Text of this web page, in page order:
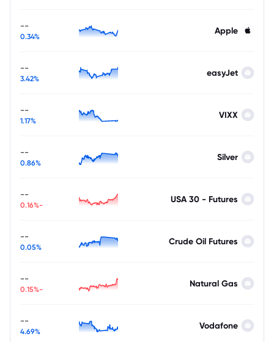
Apple
--
0.34%
easyJet
--
3.42%
VIXX
--
1.17%
Silver
--
0.86%
USA 30 - Futures
--
-0.16%
Crude Oil Futures
--
0.05%
Natural Gas
--
-0.15%
Vodafone
--
4.69%